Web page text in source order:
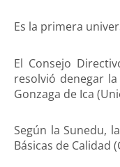
Es la primera
El Consejo
resolvió denegar
Gonzaga de Ica
Según la Sunedu,
Básicas de Calidad